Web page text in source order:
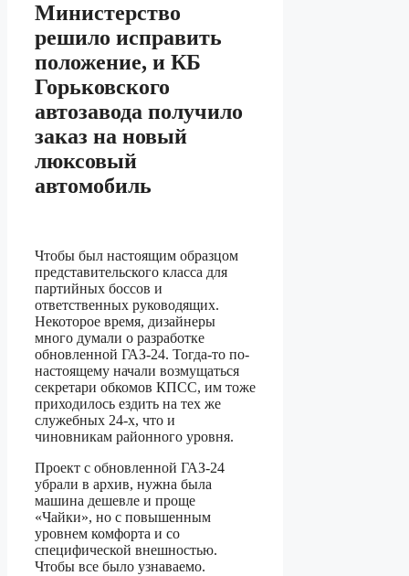
Министерство
решило исправить
положение, и КБ
Горьковского
автозавода получило
заказ на новый
люксовый
автомобиль
Чтобы был настоящим образцом
представительского класса для
партийных боссов и
ответственных руководящих.
Некоторое время, дизайнеры
много думали о разработке
обновленной ГАЗ-24. Тогда-то по-
настоящему начали возмущаться
секретари обкомов КПСС, им тоже
приходилось ездить на тех же
служебных 24-х, что и
чиновникам районного уровня.
Проект с обновленной ГАЗ-24
убрали в архив, нужна была
машина дешевле и проще
«Чайки», но с повышенным
уровнем комфорта и со
специфической внешностью.
Чтобы все было узнаваемо.